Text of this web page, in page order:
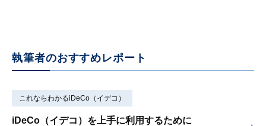
執筆者のおすすめレポート
これならわかるiDeCo（イデコ）
iDeCo（イデコ）を上手に利用するために